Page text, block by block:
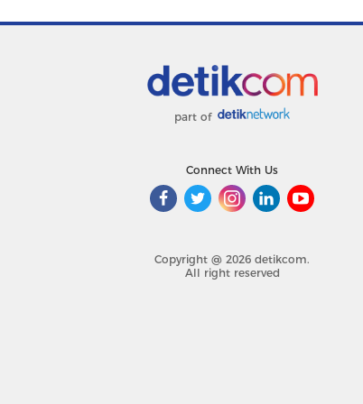
part of
Connect With Us
Copyright @ 2026 detikcom.
All right reserved